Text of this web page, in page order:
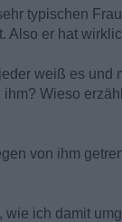
typischen
Also er hat
weiß es
Wieso
von ihm
wie ich damit